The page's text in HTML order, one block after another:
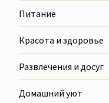
Питание
Красота и здоровье
Развлечения и досуг
Домашний уют